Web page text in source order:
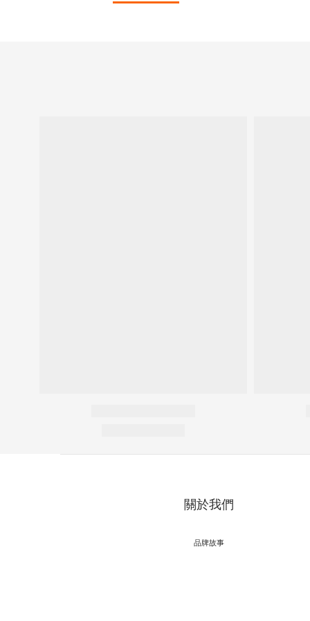
關於我們
品牌故事